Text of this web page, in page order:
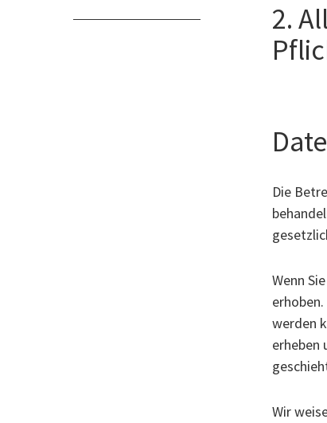
2.
Die
Wenn
werden
erheben
Wir